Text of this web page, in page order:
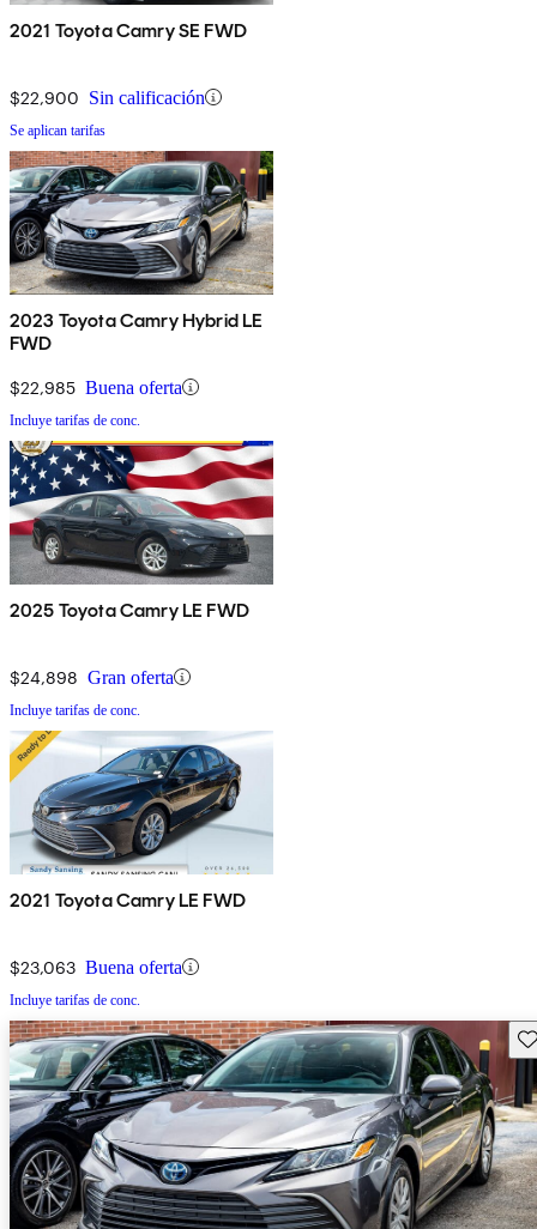
2021 Toyota Camry SE FWD
$22,900 Sin calificación
Se aplican tarifas
2023 Toyota Camry Hybrid LE
FWD
$22,985 Buena oferta
Incluye tarifas de conc.
2025 Toyota Camry LE FWD
$24,898 Gran oferta
Incluye tarifas de conc.
2021 Toyota Camry LE FWD
$23,063 Buena oferta
Incluye tarifas de conc.